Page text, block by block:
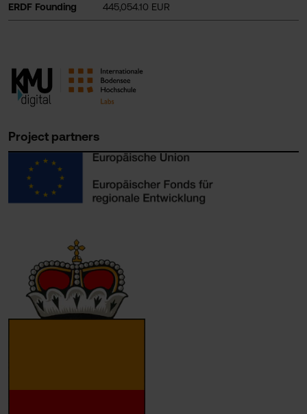
ERDF Founding 445,054.10 EUR
Project partners